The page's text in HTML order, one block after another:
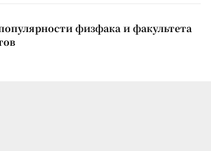
физфака и факультета